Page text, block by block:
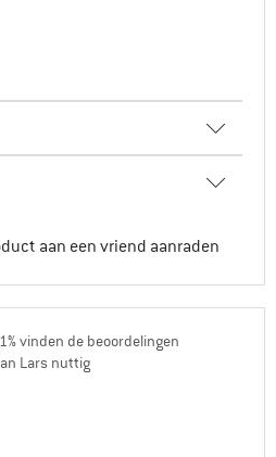
aan een vriend aanraden
vinden de beoordelingen
Lars nuttig